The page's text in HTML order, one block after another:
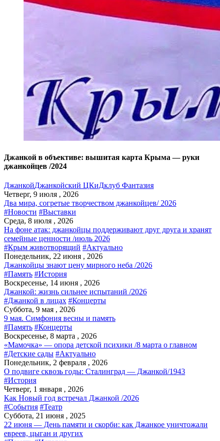
Джанкой в объективе: вышитая карта Крыма — руки
джанкойцев /2024
ДжанкойДжанкойский ЦКиДклуб Фантазия
Четверг, 9 июля , 2026
Два мира, согретые творчеством джанкойцев/ 2026
#Новости #Выставки
Среда, 8 июля , 2026
На фоне атак: джанкойцы поддерживают друг друга и хранят
семейные ценности /июль 2026
#Крым животворящий #Актуально
Понедельник, 22 июня , 2026
Джанкойцы знают цену мирного неба /2026
#Память #История
Воскресенье, 14 июня , 2026
Джанкой: жизнь сильнее испытаний /2026
#Джанкой в лицах #Концерты
Суббота, 9 мая , 2026
9 мая. Симфония весны и память
#Память #Концерты
Воскресенье, 8 марта , 2026
«Мамочка» — опора детской психики /8 марта о главном
#Детские сады #Актуально
Понедельник, 2 февраля , 2026
О подвиге сквозь годы: Сталинград — Джанкой/1943
#История
Четверг, 1 января , 2026
Как Новый год встречал Джанкой /2026
#События #Театр
Суббота, 21 июня , 2025
22 июня — День памяти и скорби: как Джанкое уничтожали
евреев, цыган и других